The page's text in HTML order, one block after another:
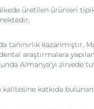
üretilen ürünleri
tanınırlık kazanmıştır.
araştırmalara
Almanya'yı zirvede
katkıda